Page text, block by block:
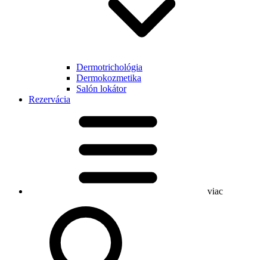
Dermotrichológia
Dermokozmetika
Salón lokátor
Rezervácia
viac